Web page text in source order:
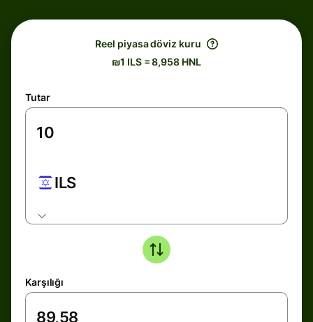
Reel piyasa döviz kuru
₪1 ILS = 8,958 HNL
Tutar
ILS
Karşılığı